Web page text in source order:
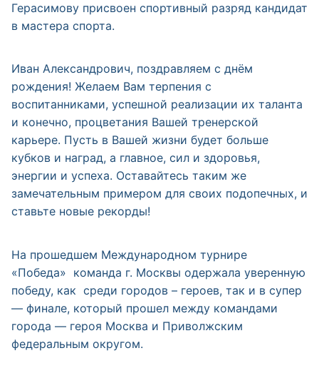
Герасимову присвоен спортивный разряд кандидат
в мастера спорта.
Иван Александрович, поздравляем с днём
рождения! Желаем Вам терпения с
воспитанниками, успешной реализации их таланта
и конечно, процветания Вашей тренерской
карьере. Пусть в Вашей жизни будет больше
кубков и наград, а главное, сил и здоровья,
энергии и успеха. Оставайтесь таким же
замечательным примером для своих подопечных, и
ставьте новые рекорды!
На прошедшем Международном турнире
«Победа» команда г. Москвы одержала уверенную
победу, как среди городов – героев, так и в супер
— финале, который прошел между командами
города — героя Москва и Приволжским
федеральным округом.